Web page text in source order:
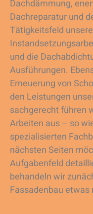
Dachdämmung,
Dachreparatur und
Tätigkeitsfeld
und die
Ausführungen.
Erneuerung von
den Leistungen
sachgerecht führen
Arbeiten aus – so
spezialisierten
nächsten Seiten
Aufgabenfeld
behandeln wir
Fassadenbau etwas